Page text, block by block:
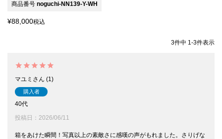
商品番号 noguchi-NN139-Y-WH
¥88,000税込
3件中 1-3件表示
マユミ 1
購入者
40代
投稿日
2026/06/11
箱をあけた瞬間！写真以上の素敵さに感嘆の声がもれました。さりげな